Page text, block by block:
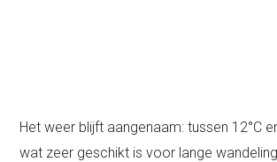
Het weer blijft aangenaam: tussen 12°C
wat zeer geschikt is voor lange